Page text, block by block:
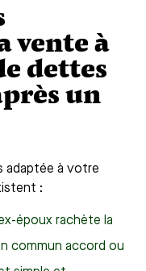
vente à
dettes
un
adaptée à votre
:
époux rachète la
commun accord ou